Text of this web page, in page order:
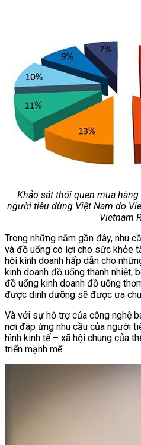
Giỏ hàng
Chưa có sản phẩm trong
Khảo sát thói quen mua
người tiêu dùng Việt Nam do
Vietnam
Trong những năm gần đây, nhu
và đồ uống có lợi cho sức khỏe
hội kinh doanh hấp dẫn cho
kinh doanh đồ uống thanh nhiệt,
đồ uống kinh doanh đồ uống
được dinh dưỡng sẽ được ưa
Và với sự hỗ trợ của công nghệ
nơi đáp ứng nhu cầu của người
hình kinh tế – xã hội chung của
triển mạnh mẽ.